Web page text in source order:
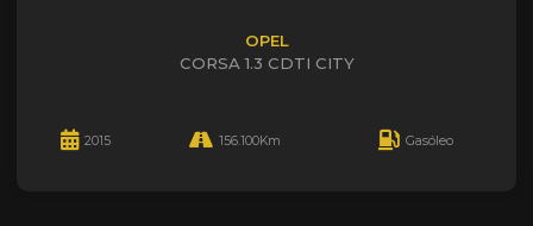
OPEL
CORSA 1.3 CDTI CITY
2015 156.100Km Gasóleo